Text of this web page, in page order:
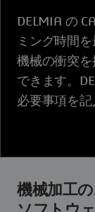
DELMIA の
ミング時間
機械の衝突
できます。
必要事項を記
機械加工